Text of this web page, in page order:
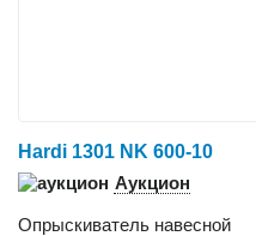
Hardi 1301 NK 600-10
Аукцион
Опрыскиватель навесной